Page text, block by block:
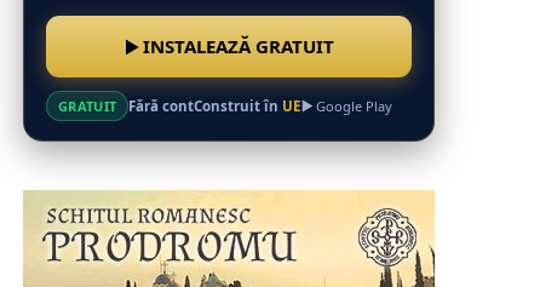
INSTALEAZĂ GRATUIT
GRATUIT Fără contConstruit în UE Google Play